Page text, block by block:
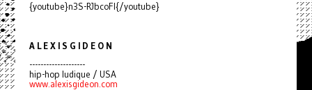
{youtube}n3S-RJbcoFI{/youtube}
A L E X I S G I D E O N
--------------------
hip-hop ludique / USA
www.alexisgideon.com